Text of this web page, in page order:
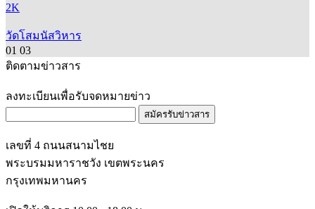
2K
วัดโสมนัสวิหาร
01 03
ติดตามข่าวสาร
ลงทะเบียนเพื่อรับจดหมายข่าว
สมัครรับข่าวสาร
เลขที่ 4 ถนนสนามไชย
พระบรมมหาราชวัง เขตพระนคร
กรุงเทพมหานคร